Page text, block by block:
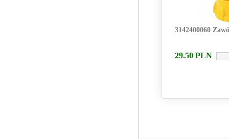
3142400060
29.50 PLN